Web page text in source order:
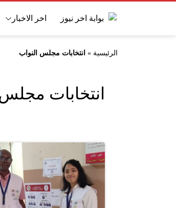
اخر الاخبار
الرئيسية » انتخابات مجلس النواب
انتخابات